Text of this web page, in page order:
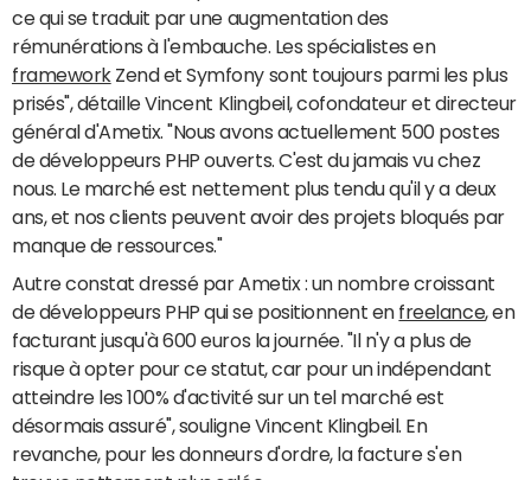
ce qui se traduit par une augmentation des
rémunérations à l'embauche. Les spécialistes en
frameworkZend et Symfony sont toujours parmi les plus
prisés", détaille Vincent Klingbeil, cofondateur et directeur
général d'Ametix. "Nous avons actuellement 500 postes
de développeurs PHP ouverts. C'est du jamais vu chez
nous. Le marché est nettement plus tendu qu'il y a deux
ans, et nos clients peuvent avoir des projets bloqués par
manque de ressources."
Autre constat dressé par Ametix : un nombre croissant
de développeurs PHP qui se positionnent en freelance, en
facturant jusqu'à 600 euros la journée. "Il n'y a plus de
risque à opter pour ce statut, car pour un indépendant
atteindre les 100% d'activité sur un tel marché est
désormais assuré", souligne Vincent Klingbeil. En
revanche, pour les donneurs d'ordre, la facture s'en